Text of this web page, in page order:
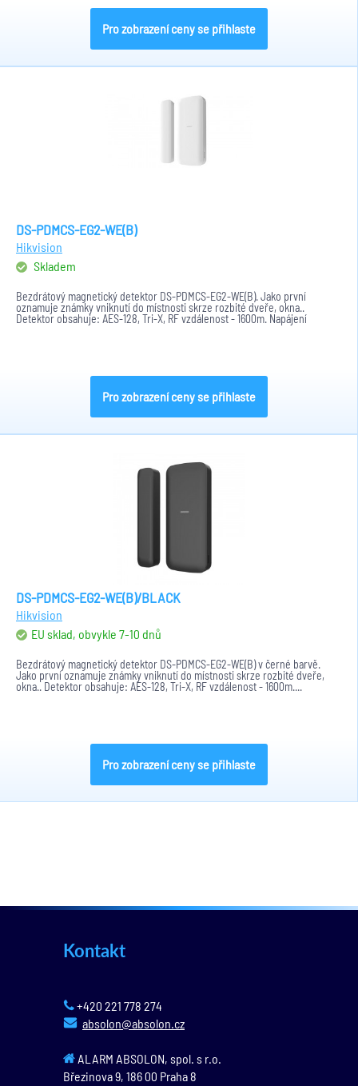
Pro zobrazení ceny se přihlaste
DS-PDMCS-EG2-WE(B)
Hikvision
Skladem
Bezdrátový magnetický detektor DS-PDMCS-EG2-WE(B). Jako první
oznamuje známky vniknutí do místnosti skrze rozbité dveře, okna..
Detektor obsahuje: AES-128, Tri-X, RF vzdálenost - 1600m. Napájení
Pro zobrazení ceny se přihlaste
DS-PDMCS-EG2-WE(B)/BLACK
Hikvision
EU sklad, obvykle 7-10 dnů
Bezdrátový magnetický detektor DS-PDMCS-EG2-WE(B) v černé barvě.
Jako první oznamuje známky vniknutí do místnosti skrze rozbité dveře,
okna.. Detektor obsahuje: AES-128, Tri-X, RF vzdálenost - 1600m....
Pro zobrazení ceny se přihlaste
Kontakt
+420 221 778 274
absolon@absolon.cz
ALARM ABSOLON, spol. s r.o.
Březinova 9, 186 00 Praha 8